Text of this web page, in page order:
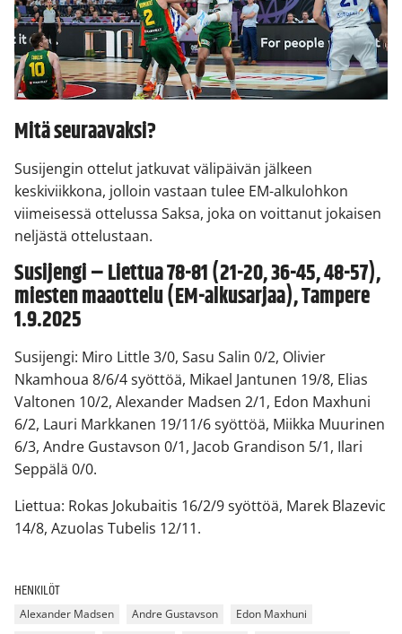
Mitä seuraavaksi?
Susijengin ottelut jatkuvat välipäivän jälkeen
keskiviikkona, jolloin vastaan tulee EM-alkulohkon
viimeisessä ottelussa Saksa, joka on voittanut jokaisen
neljästä ottelustaan.
Susijengi – Liettua 78-81 (21-20, 36-45, 48-57),
miesten maaottelu (EM-alkusarjaa), Tampere
1.9.2025
Susijengi: Miro Little 3/0, Sasu Salin 0/2, Olivier
Nkamhoua 8/6/4 syöttöä, Mikael Jantunen 19/8, Elias
Valtonen 10/2, Alexander Madsen 2/1, Edon Maxhuni
6/2, Lauri Markkanen 19/11/6 syöttöä, Miikka Muurinen
6/3, Andre Gustavson 0/1, Jacob Grandison 5/1, Ilari
Seppälä 0/0.
Liettua: Rokas Jokubaitis 16/2/9 syöttöä, Marek Blazevic
14/8, Azuolas Tubelis 12/11.
HENKILÖT
Alexander Madsen Andre Gustavson
Edon Maxhuni